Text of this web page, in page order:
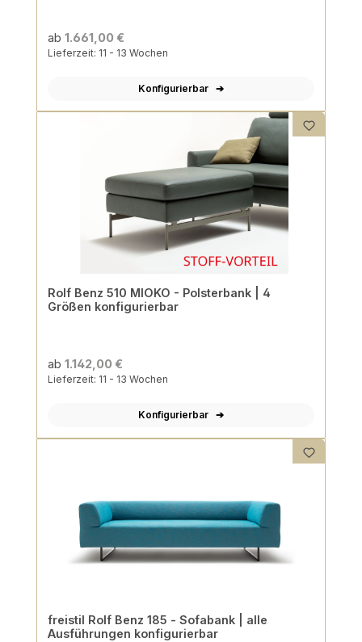
ab 1.661,00 €
Lieferzeit: 11 - 13 Wochen
Konfigurierbar
Rolf Benz 510 MIOKO - Polsterbank | 4
Größen konfigurierbar
ab 1.142,00 €
Lieferzeit: 11 - 13 Wochen
Konfigurierbar
freistil Rolf Benz 185 - Sofabank | alle
Ausführungen konfigurierbar